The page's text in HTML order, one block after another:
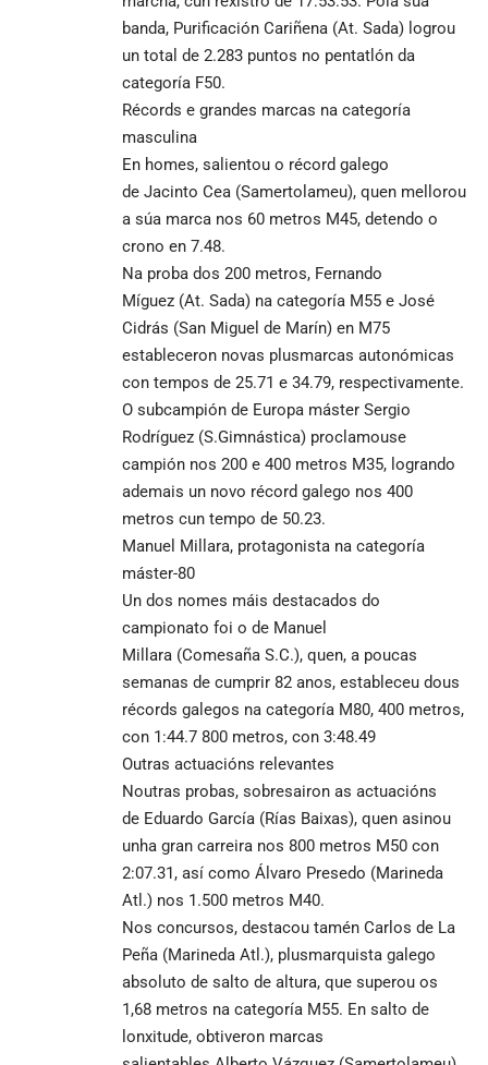
banda, Purificación Cariñena (At. Sada) logrou
un total de 2.283 puntos no pentatlón da
categoría F50.
Récords e grandes marcas na categoría
masculina
En homes, salientou o récord galego
de Jacinto Cea (Samertolameu), quen mellorou
a súa marca nos 60 metros M45, detendo o
crono en 7.48.
Na proba dos 200 metros, Fernando
Míguez (At. Sada) na categoría M55 e José
Cidrás (San Miguel de Marín) en M75
estableceron novas plusmarcas autonómicas
con tempos de 25.71 e 34.79, respectivamente.
O subcampión de Europa máster Sergio
Rodríguez (S.Gimnástica) proclamouse
campión nos 200 e 400 metros M35, logrando
ademais un novo récord galego nos 400
metros cun tempo de 50.23.
Manuel Millara, protagonista na categoría
máster-80
Un dos nomes máis destacados do
campionato foi o de Manuel
Millara (Comesaña S.C.), quen, a poucas
semanas de cumprir 82 anos, estableceu dous
récords galegos na categoría M80, 400 metros,
con 1:44.7 800 metros, con 3:48.49
Outras actuacións relevantes
Noutras probas, sobresairon as actuacións
de Eduardo García (Rías Baixas), quen asinou
unha gran carreira nos 800 metros M50 con
2:07.31, así como Álvaro Presedo (Marineda
Atl.) nos 1.500 metros M40.
Nos concursos, destacou tamén Carlos de La
Peña (Marineda Atl.), plusmarquista galego
absoluto de salto de altura, que superou os
1,68 metros na categoría M55. En salto de
lonxitude, obtiveron marcas